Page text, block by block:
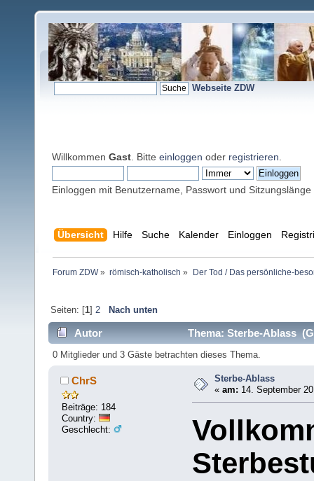
Webseite ZDW
Willkommen Gast . Bitte einloggen oder registrieren
Einloggen mit Benutzername, Passwort und Sitzungslänge
Übersicht Hilfe Suche Kalender Einloggen
Forum ZDW» römisch-katholisch » Der Tod / Das persönliche-
Seiten: [1] 2 Nach unten
Autor Thema: Sterbe-Ablass
0 Mitglieder und 3 Gäste betrachten dieses Thema.
ChrS
Beiträge: 184
Country:
Geschlecht:
Sterbe-Ablass
«am: 14. September